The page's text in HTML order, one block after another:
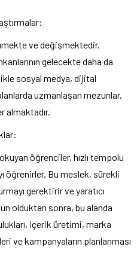
ve değişmektedir.
gelecekte daha da
sosyal medya, dijital
uzmanlaşan mezunlar,
almaktadır.
öğrenciler, hızlı tempolu
öğrenirler. Bu meslek, sürekli
gerektirir ve yaratıcı
olduktan sonra, bu alanda
içerik üretimi, marka
ve kampanyaların planlanması